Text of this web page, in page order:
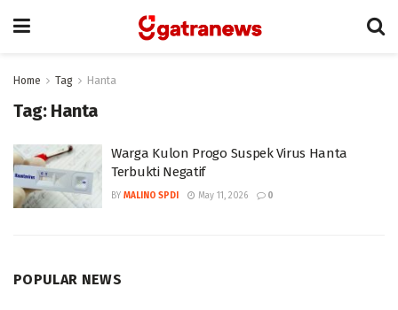
Home Tag Hanta
Tag: Hanta
Warga Kulon Progo Suspek Virus Hanta
Terbukti Negatif
BY MALINO SPDI May 11, 2026 0
POPULAR NEWS